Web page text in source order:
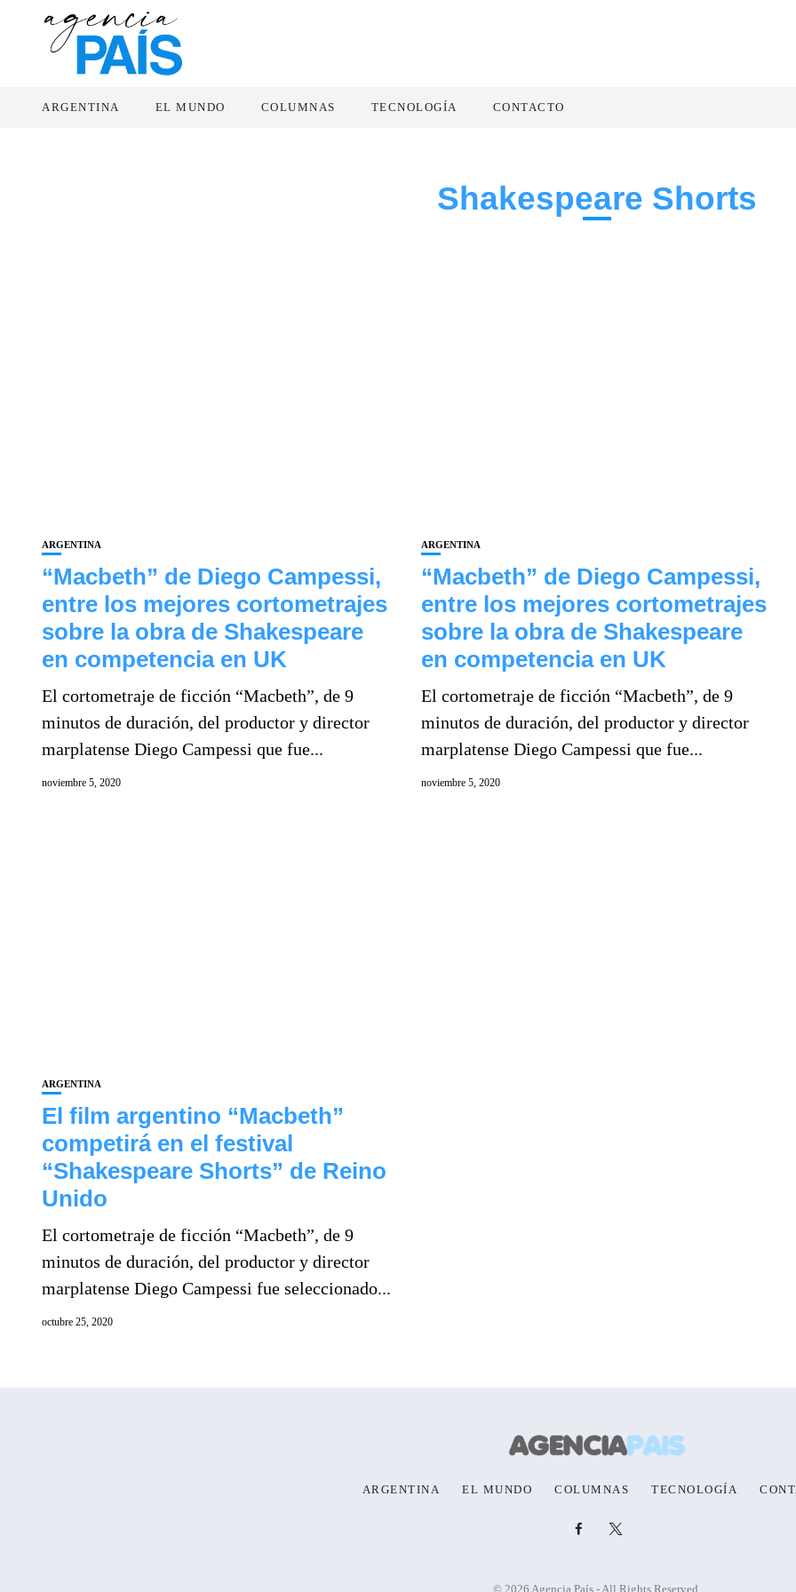
ARGENTINA EL MUNDO COLUMNAS TECNOLOGÍA CONTACTO
Shakespeare Shorts
ARGENTINA
“Macbeth” de Diego Campessi,
entre los mejores cortometrajes
sobre la obra de Shakespeare
en competencia en UK
El cortometraje de ficción “Macbeth”, de 9
minutos de duración, del productor y director
marplatense Diego Campessi que fue...
noviembre 5, 2020
ARGENTINA
“Macbeth” de Diego Campessi,
entre los mejores cortometrajes
sobre la obra de Shakespeare
en competencia en UK
El cortometraje de ficción “Macbeth”, de 9
minutos de duración, del productor y director
marplatense Diego Campessi que fue...
noviembre 5, 2020
ARGENTINA
El film argentino “Macbeth”
competirá en el festival
“Shakespeare Shorts” de Reino
Unido
El cortometraje de ficción “Macbeth”, de 9
minutos de duración, del productor y director
marplatense Diego Campessi fue seleccionado...
octubre 25, 2020
ARGENTINA EL MUNDO COLUMNAS TECNOLOGÍA
© 2026 Agencia País - All Rights Reserved.